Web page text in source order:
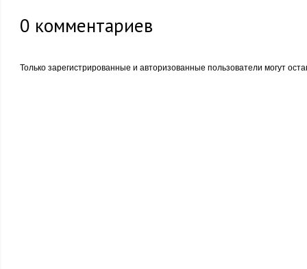
0 комментариев
Только зарегистрированные и авторизованные пользователи могут